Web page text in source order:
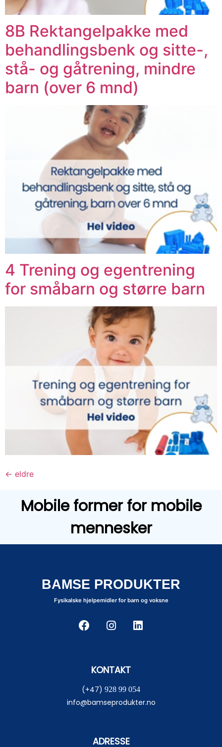
8B Rektangelpakke med
behandlingsbenk og sitte-,
stå- og gåtrening, mindre
barn (over 6 mnd)
4 Trening og egentrening
for småbarn og større barn
← eldre
Mobile former for mobile
mennesker
BAMSE PRODUKTER
Fysikalske hjelpemidler for barn og voksne
KONTAKT
(+47) 928 99 054
info@bamseprodukter.no
ADRESSE